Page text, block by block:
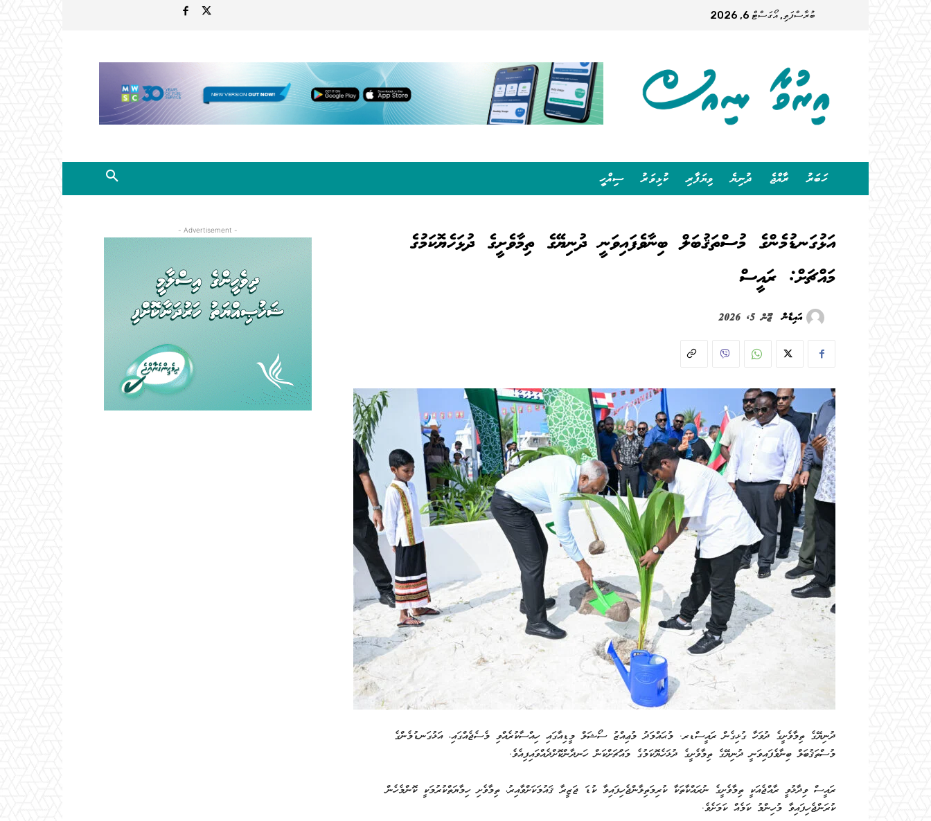
ބުރާސްފަތި, އޯގަސްޓް 6, 2026
ހަބަރު ރާއްޖެ ދުނިޔެ ވިޔަފާރި ކުޅިވަރު ސިއްހީ
- Advertisement -
އަޅުގަނޑުމެންގެ މުސްތަޤުބަލް ބިނާވެފައިވަނީ ދުނިޔޭގެ ތިމާވެށީގެ ދުޅަހެޔޮކަމުގެ
މައްޗަށް: ރައީސް
އައިޑެން ޖޫން 5, 2026
ދުނިޔޭގެ ތިމާވެށީގެ ދުވަހާ ގުޅިގެން ރައީސްޑރ. މުޙައްމަދު މުޢިއްޒު ސޯޝަލް މީޑިއާގައި ހިއްސާކުރެއްވި މެސެޖެއްގައި، އަޅުގަނޑުމެންގެ
މުސްތަޤުބަލް ބިނާވެފައިވަނީ ދުނިޔޭގެ ތިމާވެށީގެ ދުޅަހެޔޮކަމުގެ މައްޗަށްކަން ހަނދާންކޮށްދެއްވައިފިއެވެ.
ރައީސް ވިދާޅުވީ ރާއްޖެއަކީ ތިމާވެށީގެ ނުރައްކާތަކާ ކުރިމަތިލާންޖެހިފައިވާ ކުޑަ ޖަޒީރާ ޤައުމަކަށްވާއިރު، ތިމާވެށި ހިމާޔަތްކުރުމަކީ ކޮންމެހެން
ކުރަންޖެހިފައިވާ މުހިންމު ކަމެއް ކަމަށެވެ.